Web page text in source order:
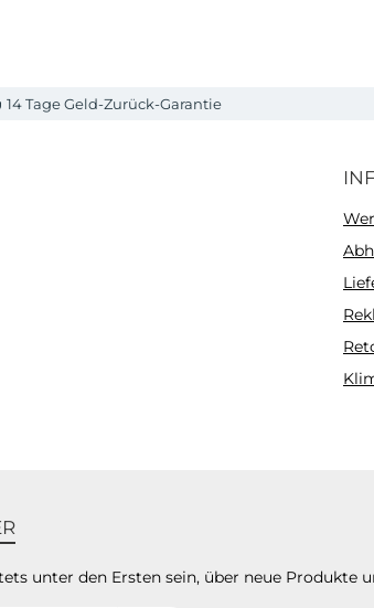
14 Tage Geld-Zurück-Garantie
unter den Ersten sein, über neue Produkte